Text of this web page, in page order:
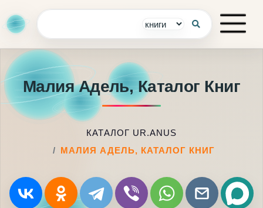
Малия Адель, Каталог Книг
КАТАЛОГ UR.ANUS
МАЛИЯ АДЕЛЬ, КАТАЛОГ КНИГ